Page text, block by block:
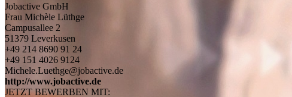
Jobactive GmbH
Frau Michèle Lüthge
Campusallee 2
51379 Leverkusen
+49 214 8690 91 24
+49 151 4026 9124
Michele.Luethge@jobactive.de
http://www.jobactive.de
JETZT BEWERBEN MIT: